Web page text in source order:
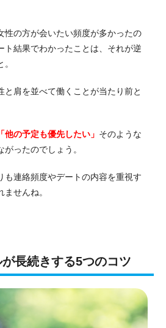
性の方が会いたい頻度が多かったの
ト結果でわかったことは、それが逆
と肩を並べて働くことが当たり前と
他の予定も優先したい」 そのような
ったのでしょう。
も連絡頻度やデートの内容を重視す
せんね。
長続きする5つのコツ